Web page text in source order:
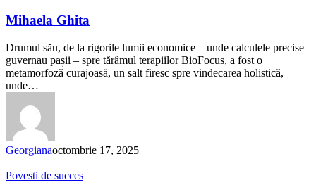
Mihaela Ghita
Drumul său, de la rigorile lumii economice – unde calculele precise
guvernau pașii – spre tărâmul terapiilor BioFocus, a fost o
metamorfoză curajoasă, un salt firesc spre vindecarea holistică,
unde…
Georgianaoctombrie 17, 2025
Carmen
Povesti de succes